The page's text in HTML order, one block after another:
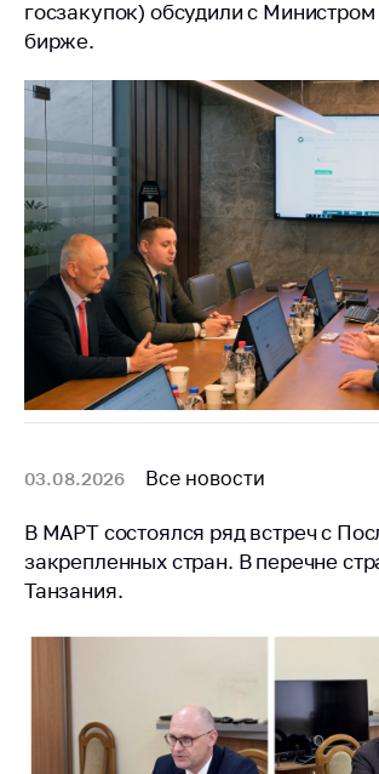
Общественное
обсуждение
проектов
Маркировка
товаров
Упрощение условий
ведения бизнеса
Рекомендации по
предотвращению
распространения
COVID-19 для
субъектов торговли,
общественного
вопросам
антимонопольного
регулирования и
конкурентной
политики
госзакупок) обсудили с
бирже.
03.08.2026 Все новости
В МАРТ состоялся ряд встреч с
закрепленных стран. В перечне
Танзания.